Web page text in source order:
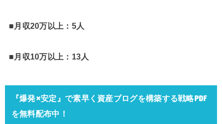
■月収20万以上：5人
■月収10万以上：13人
『爆発×安定』で素早く資産ブログを構築する戦略PDF
を無料配布中！